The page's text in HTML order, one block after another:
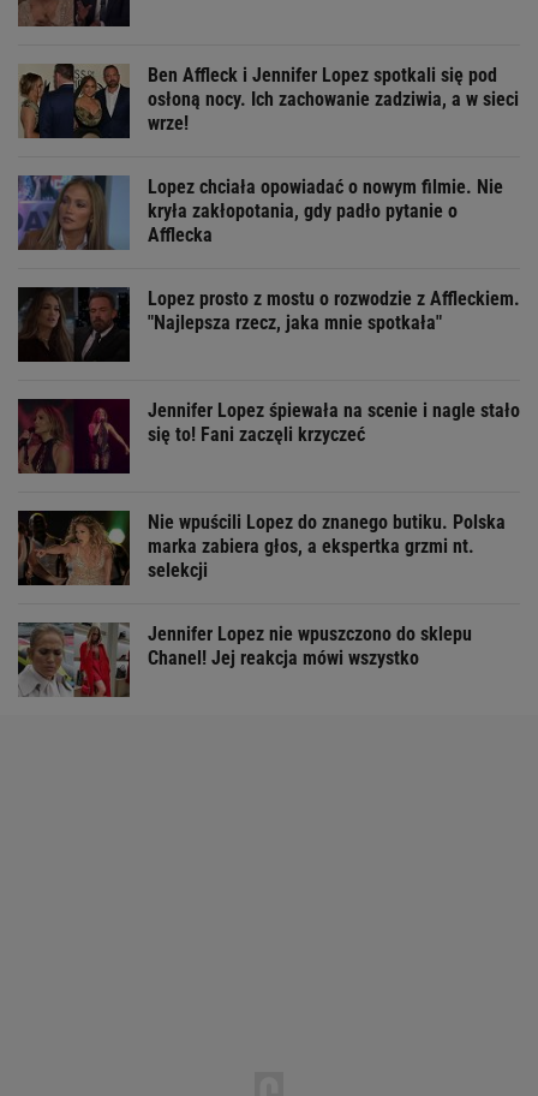
Ben Affleck i Jennifer Lopez spotkali się pod
osłoną nocy. Ich zachowanie zadziwia, a w sieci
wrze!
Lopez chciała opowiadać o nowym filmie. Nie
kryła zakłopotania, gdy padło pytanie o
Afflecka
Lopez prosto z mostu o rozwodzie z Affleckiem.
"Najlepsza rzecz, jaka mnie spotkała"
Jennifer Lopez śpiewała na scenie i nagle stało
się to! Fani zaczęli krzyczeć
Nie wpuścili Lopez do znanego butiku. Polska
marka zabiera głos, a ekspertka grzmi nt.
selekcji
Jennifer Lopez nie wpuszczono do sklepu
Chanel! Jej reakcja mówi wszystko